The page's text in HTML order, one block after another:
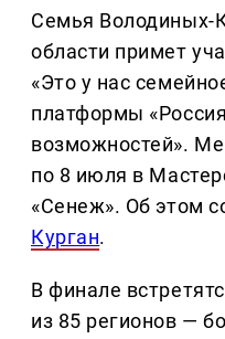
Семья Володиных-
области примет
«Это у нас
платформы
возможностей».
по 8 июля в
«Сенеж». Об этом
Курган.
В финале
из 85 регионов —